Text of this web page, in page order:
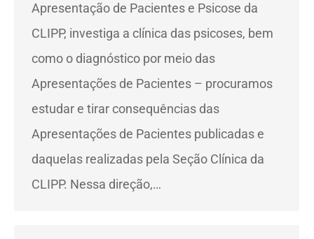
Apresentação de Pacientes e Psicose da
CLIPP, investiga a clínica das psicoses, bem
como o diagnóstico por meio das
Apresentações de Pacientes – procuramos
estudar e tirar consequências das
Apresentações de Pacientes publicadas e
daquelas realizadas pela Seção Clínica da
CLIPP. Nessa direção,…